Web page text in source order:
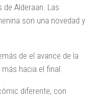
Alderaan. Las
son una novedad y
de el avance de la
hacia el final.
diferente, con